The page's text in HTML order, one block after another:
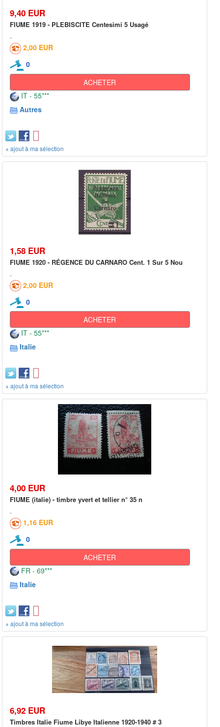
9,40 EUR
FIUME 1919 - PLEBISCITE Centesimi 5 Usagé
2,00 EUR
0
ACHETER
IT - 55***
Autres
+ ajout à ma sélection
1,58 EUR
FIUME 1920 - RÉGENCE DU CARNARO Cent. 1 Sur 5 Nou
2,00 EUR
0
ACHETER
IT - 55***
Italie
+ ajout à ma sélection
4,00 EUR
FIUME (italie) - timbre yvert et tellier n° 35 n
1,16 EUR
0
ACHETER
FR - 69***
Italie
+ ajout à ma sélection
6,92 EUR
Timbres Italie Fiume Libye Italienne 1920-1940 # 3